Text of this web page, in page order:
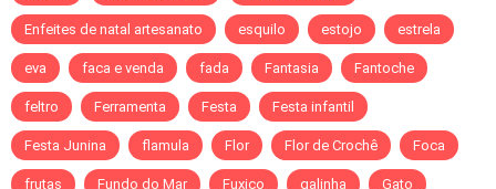
Enfeites de natal artesanato esquilo estojo estrela
eva faca e venda fada Fantasia Fantoche
feltro Ferramenta Festa Festa infantil
Festa Junina flamula Flor Flor de Crochê Foca
frutas Fundo do Mar Fuxico galinha Gato